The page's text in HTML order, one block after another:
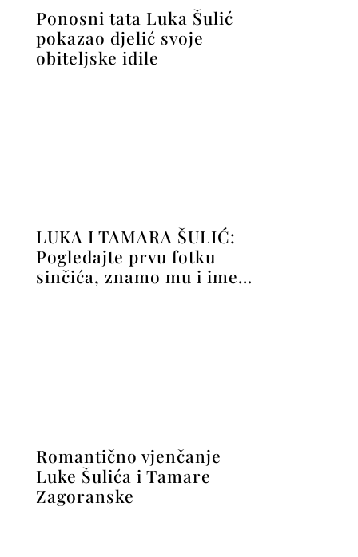
Ponosni tata Luka Šulić
pokazao djelić svoje
obiteljske idile
LUKA I TAMARA ŠULIĆ:
Pogledajte prvu fotku
sinčića, znamo mu i ime…